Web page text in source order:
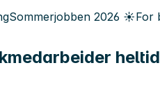
Sommerjobben 2026 ☀️For